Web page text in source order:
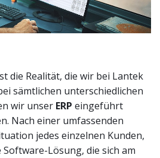
die Realität, die wir bei Lantek
sämtlichen unterschiedlichen
wir unser ERP eingeführt
Nach einer umfassenden
jedes einzelnen Kunden,
Lösung, die sich am